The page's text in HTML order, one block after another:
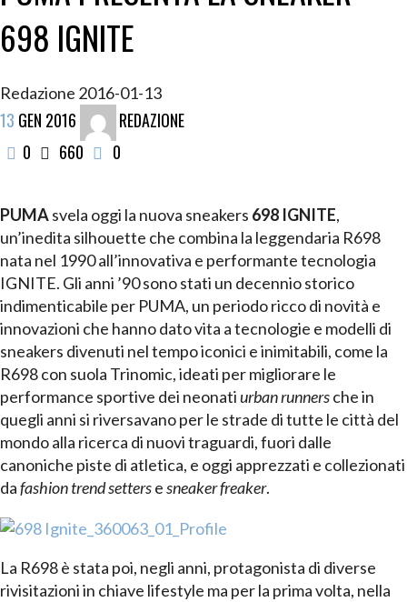
698 IGNITE
Redazione 2016-01-13
13 GEN 2016
REDAZIONE
0
660 0
PUMAsvela oggi la nuova sneakers 698 IGNITE,
un’inedita silhouette che combina la leggendaria R698
nata nel 1990 all’innovativa e performante tecnologia
IGNITE. Gli anni ’90 sono stati un decennio storico
indimenticabile per PUMA, un periodo ricco di novità e
innovazioni che hanno dato vita a tecnologie e modelli di
sneakers divenuti nel tempo iconici e inimitabili, come la
R698 con suola Trinomic, ideati per migliorare le
performance sportive dei neonatiurban runnersche in
quegli anni si riversavano per le strade di tutte le città del
mondo alla ricerca di nuovi traguardi, fuori dalle
canoniche piste di atletica, e oggi apprezzati e collezionati
dafashion trend settersesneaker freaker.
La R698 è stata poi, negli anni, protagonista di diverse
rivisitazioni in chiave lifestyle ma per la prima volta, nella